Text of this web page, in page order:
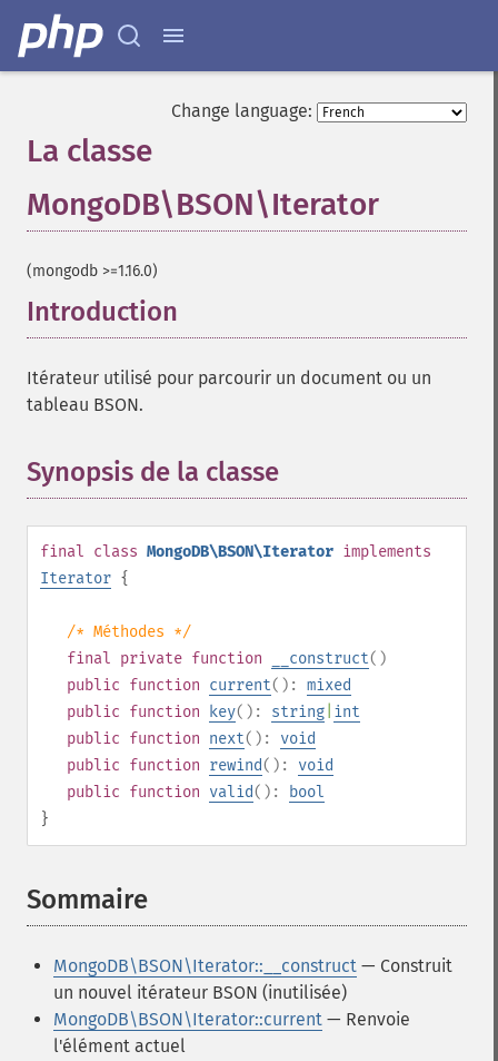
Change language:
La classe
MongoDB\BSON\Iterator
(mongodb >=1.16.0)
Introduction
Itérateur utilisé pour parcourir un document ou un
tableau BSON.
Synopsis de la classe
final class MongoDB\BSON\Iterator implements
Iterator {
/* Méthodes */
final private function __construct()
public function current(): mixed
public function key(): string int
public function next(): void
public function rewind(): void
public function valid():
bool
}
Sommaire
MongoDB\BSON\Iterator::__construct — Construit
un nouvel itérateur BSON (inutilisée)
MongoDB\BSON\Iterator::current — Renvoie
l'élément actuel